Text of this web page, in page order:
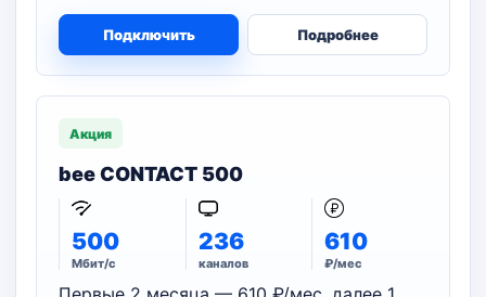
Подключить Подробнее
Акция
bee CONTACT 500
500
Мбит/с
236
каналов
610
₽/мес